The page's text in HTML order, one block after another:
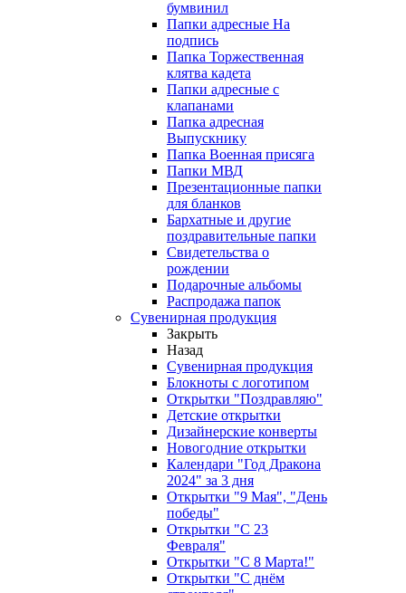
бумвинил
Папки адресные На
подпись
Папка Торжественная
клятва кадета
Папки адресные с
клапанами
Папка адресная
Выпускнику
Папка Военная присяга
Папки МВД
Презентационные папки
для бланков
Бархатные и другие
поздравительные папки
Свидетельства о
рождении
Подарочные альбомы
Распродажа папок
Сувенирная продукция
Закрыть
Назад
Сувенирная продукция
Блокноты с логотипом
Открытки "Поздравляю"
Детские открытки
Дизайнерские конверты
Новогодние открытки
Календари "Год Дракона
2024" за 3 дня
Открытки "9 Мая", "День
победы"
Открытки "С 23
Февраля"
Открытки "С 8 Марта!"
Открытки "С днём